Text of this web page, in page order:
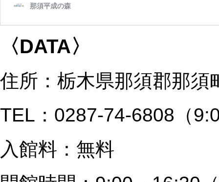
那須平成の森
〈DATA〉
住所：栃木県那須郡那須
TEL：0287-74-6808（
入館料：無料